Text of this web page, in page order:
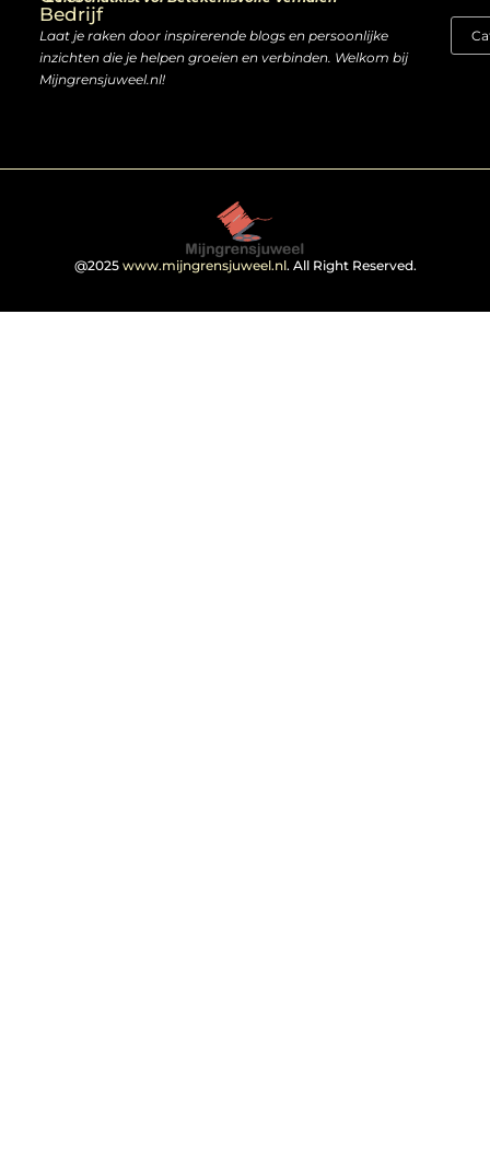
Bedrijf
Laat je raken door inspirerende blogs en persoonlijke
inzichten die je helpen groeien en verbinden. Welkom bij
Mijngrensjuweel.nl!
@2025 www.mijngrensjuweel.nl. All Right Reserved.